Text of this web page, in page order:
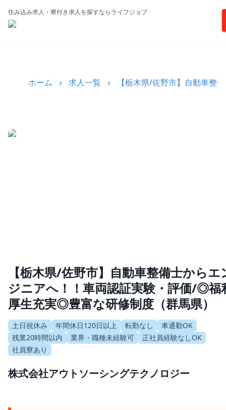
住み込み求人・寮付き求人を探すならライフジョブ
ホーム 求人一覧 【栃木県/佐野市】自動車
【栃木県/佐野市】自動車整備士からエ
ジニアへ！！車両認証実験・評価/◎福
厚生充実◎豊富な研修制度（群馬県）
土日祝休み 年間休日120日以上 転勤なし
車通勤OK
残業20時間以内
業界・職種未経験可
正社員経験なしOK
社員寮あり
株式会社アウトソーシングテクノロジー